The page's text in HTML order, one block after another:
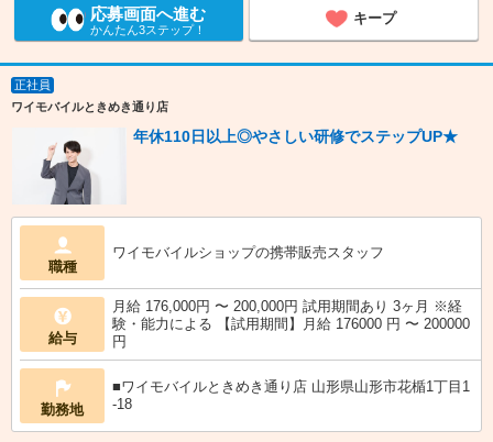
応募画面へ進む
かんたん3ステップ！
キープ
正社員
ワイモバイルときめき通り店
年休110日以上◎やさしい研修でステップUP★
職種
ワイモバイルショップの携帯販売スタッフ
給与
月給 176,000円 〜 200,000円 試用期間あり 3ヶ月 ※経
験・能力による 【試用期間】月給 176000 円 〜 200000
円
勤務地
■ワイモバイルときめき通り店 山形県山形市花楯1丁目1
‐18